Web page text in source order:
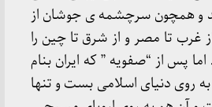
و همچون سرچشمه ی جوشان از
غرب تا مصر و از شرق تا چین را
پس از “صفویه ” که ایران بنام
روی دنیای اسلامی بست و تنها